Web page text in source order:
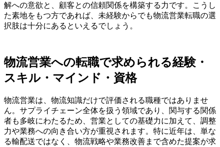
解への意欲と、顧客との信頼関係を構築する力です。こうし
た素地をもつ方であれば、未経験からでも物流営業転職の選
択肢は十分にあるといえるでしょう。
物流営業への転職で求められる経験・
スキル・マインド・資格
物流営業は、物流知識だけで評価される職種ではありませ
ん。サプライチェーン全体を扱う領域であり、関与する関係
者も多岐にわたるため、営業としての基礎力に加えて、調整
力や業務への向き合い方が重視されます。特に近年は、単な
る輸配送ではなく、物流戦略や業務改善まで含めた提案が求